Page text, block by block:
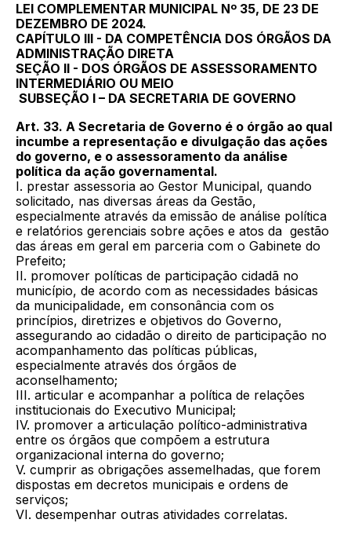
LEI COMPLEMENTAR MUNICIPAL Nº 35, DE 23 DE
DEZEMBRO DE 2024.
CAPÍTULO III - DA COMPETÊNCIA DOS ÓRGÃOS DA
ADMINISTRAÇÃO DIRETA
SEÇÃO II - DOS ÓRGÃOS DE ASSESSORAMENTO
INTERMEDIÁRIO OU MEIO
SUBSEÇÃO I – DA SECRETARIA DE GOVERNO
Art. 33. A Secretaria de Governo é o órgão ao qual
incumbe a representação e divulgação das ações
do governo, e o assessoramento da análise
política da ação governamental.
I. prestar assessoria ao Gestor Municipal, quando
solicitado, nas diversas áreas da Gestão,
especialmente através da emissão de análise política
e relatórios gerenciais sobre ações e atos da gestão
das áreas em geral em parceria com o Gabinete do
Prefeito;
II. promover políticas de participação cidadã no
município, de acordo com as necessidades básicas
da municipalidade, em consonância com os
princípios, diretrizes e objetivos do Governo,
assegurando ao cidadão o direito de participação no
acompanhamento das políticas públicas,
especialmente através dos órgãos de
aconselhamento;
III. articular e acompanhar a política de relações
institucionais do Executivo Municipal;
IV. promover a articulação político-administrativa
entre os órgãos que compõem a estrutura
organizacional interna do governo;
V. cumprir as obrigações assemelhadas, que forem
dispostas em decretos municipais e ordens de
serviços;
VI. desempenhar outras atividades correlatas.